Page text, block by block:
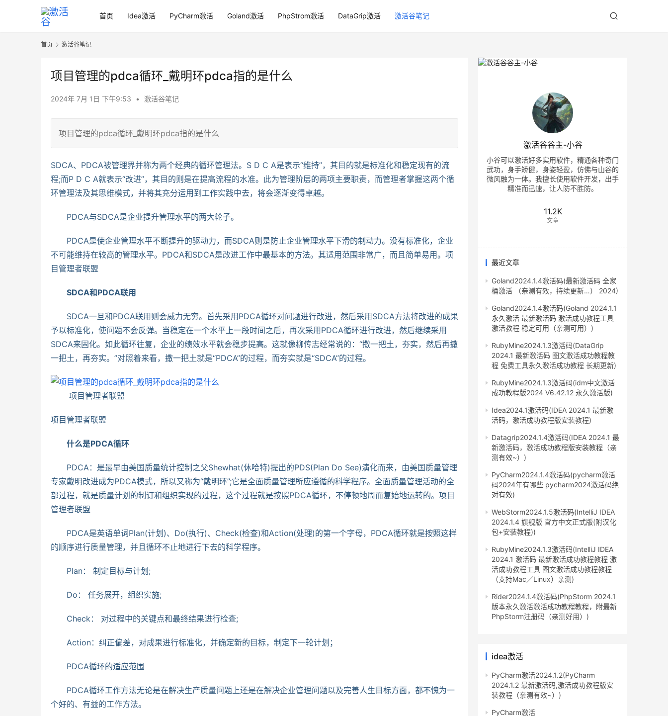
首页 Idea激活 PyCharm激活 Goland激活 PhpStrom激活 DataGrip激活 激活谷笔记
首页 激活谷笔记
项目管理的pdca循环_戴明环pdca指的是什么
2024年 7月 1日 下午9:53 • 激活谷笔记
项目管理的pdca循环_戴明环pdca指的是什么
SDCA、PDCA被管理界并称为两个经典的循环管理法。S D C A是表示“维持”，其目的就是标准化和稳定现有的流
程;而P D C A就表示“改进”，其目的则是在提高流程的水准。此为管理阶层的两项主要职责，而管理者掌握这两个循
环管理法及其思维模式，并将其充分运用到工作实践中去，将会逐渐变得卓越。
PDCA与SDCA是企业提升管理水平的两大轮子。
PDCA是使企业管理水平不断提升的驱动力，而SDCA则是防止企业管理水平下滑的制动力。没有标准化，企业
不可能维持在较高的管理水平。PDCA和SDCA是改进工作中最基本的方法。其适用范围非常广，而且简单易用。项
目管理者联盟
SDCA和PDCA联用
SDCA一旦和PDCA联用则会威力无穷。首先采用PDCA循环对问题进行改进，然后采用SDCA方法将改进的成果
予以标准化，使问题不会反弹。当稳定在一个水平上一段时间之后，再次采用PDCA循环进行改进，然后继续采用
SDCA来固化。如此循环往复，企业的绩效水平就会稳步提高。这就像柳传志经常说的：“撒一把土，夯实，然后再撒
一把土，再夯实。”对照着来看，撒一把土就是“PDCA”的过程，而夯实就是“SDCA”的过程。
项目管理者联盟
项目管理者联盟
什么是PDCA循环
PDCA：是最早由美国质量统计控制之父Shewhat(休哈特)提出的PDS(Plan Do See)演化而来，由美国质量管理
专家戴明改进成为PDCA模式，所以又称为“戴明环”;它是全面质量管理所应遵循的科学程序。全面质量管理活动的全
部过程，就是质量计划的制订和组织实现的过程，这个过程就是按照PDCA循环，不停顿地周而复始地运转的。项目
管理者联盟
PDCA是英语单词Plan(计划)、Do(执行)、Check(检查)和Action(处理)的第一个字母，PDCA循环就是按照这样
的顺序进行质量管理，并且循环不止地进行下去的科学程序。
Plan： 制定目标与计划;
Do： 任务展开，组织实施;
Check： 对过程中的关键点和最终结果进行检查;
Action：纠正偏差，对成果进行标准化，并确定新的目标，制定下一轮计划；
PDCA循环的适应范围
PDCA循环工作方法无论是在解决生产质量问题上还是在解决企业管理问题以及完善人生目标方面，都不愧为一
个好的、有益的工作方法。
激活谷谷主-小谷
小谷可以激活好多实用软件，精通各种奇门
武功，身手矫健，身姿轻盈，仿佛与山谷的
微风融为一体。我擅长使用软件开发，出手
精准而迅速，让人防不胜防。
11.2K
文章
最近文章
Goland2024.1.4激活码(最新激活码 全家
桶激活 （亲测有效，持续更新…） 2024)
Goland2024.1.4激活码(Goland 2024.1.1
永久激活 最新激活码 激活成功教程工具
激活教程 稳定可用（亲测可用）)
RubyMine2024.1.3激活码(DataGrip
2024.1 最新激活码 图文激活成功教程教
程 免费工具永久激活成功教程 长期更新)
RubyMine2024.1.3激活码(idm中文激活
成功教程版2024 V6.42.12 永久激活版)
Idea2024.1激活码(IDEA 2024.1 最新激
活码，激活成功教程版安装教程)
Datagrip2024.1.4激活码(IDEA 2024.1 最
新激活码，激活成功教程版安装教程（亲
测有效~）)
PyCharm2024.1.4激活码(pycharm激活
码2024年有哪些 pycharm2024激活码绝
对有效)
WebStorm2024.1.5激活码(IntelliJ IDEA
2024.1.4 旗舰版 官方中文正式版(附汉化
包+安装教程))
RubyMine2024.1.3激活码(IntelliJ IDEA
2024.1 激活码 最新激活成功教程教程 激
活成功教程工具 图文激活成功教程教程
（支持Mac／Linux）亲测)
Rider2024.1.4激活码(PhpStorm 2024.1
版本永久激活激活成功教程教程，附最新
PhpStorm注册码（亲测好用）)
idea激活
PyCharm激活2024.1.2(PyCharm
2024.1.2 最新激活码,激活成功教程版安
装教程（亲测有效~）)
PyCharm激活